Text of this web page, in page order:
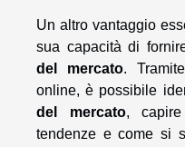
Un altro vantaggio
sua capacità di
del mercato.
online, è possibile
del mercato,
tendenze e come si